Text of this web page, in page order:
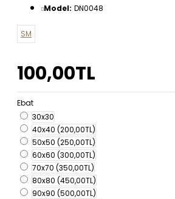
Model: DN0048
SM
100,00TL
Ebat
30x30
40x40 (200,00TL)
50x50 (250,00TL)
60x60 (300,00TL)
70x70 (350,00TL)
80x80 (450,00TL)
90x90 (500,00TL)